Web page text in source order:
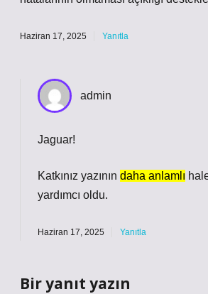
Haziran 17, 2025 Yanıtla
admin
Jaguar!
Katkınız yazının daha anlamlı
yardımcı oldu.
Haziran 17, 2025 Yanıtla
Bir yanıt yazın